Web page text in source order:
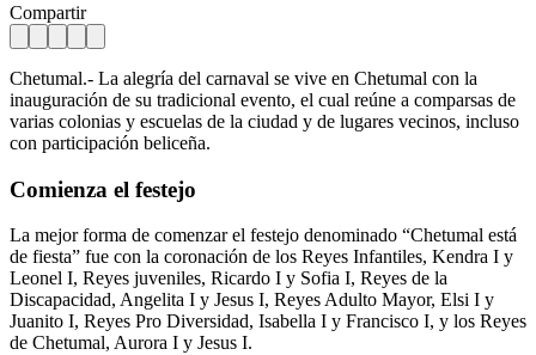
Compartir
Chetumal.- La alegría del carnaval se vive en Chetumal con la
inauguración de su tradicional evento, el cual reúne a comparsas de
varias colonias y escuelas de la ciudad y de lugares vecinos, incluso
con participación beliceña.
Comienza el festejo
La mejor forma de comenzar el festejo denominado “Chetumal está
de fiesta” fue con la coronación de los Reyes Infantiles, Kendra I y
Leonel I, Reyes juveniles, Ricardo I y Sofia I, Reyes de la
Discapacidad, Angelita I y Jesus I, Reyes Adulto Mayor, Elsi I y
Juanito I, Reyes Pro Diversidad, Isabella I y Francisco I, y los Reyes
de Chetumal, Aurora I y Jesus I.